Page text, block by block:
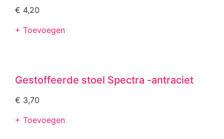
€ 4,20
+ Toevoegen
Gestoffeerde stoel Spectra -antraciet
€ 3,70
+ Toevoegen